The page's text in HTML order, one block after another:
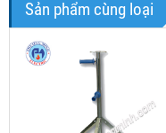
Sản phẩm cùng loại